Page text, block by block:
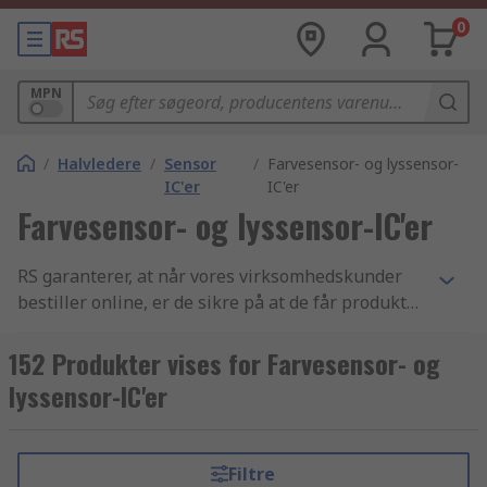
0
MPN
/ Halvledere / Sensor
IC'er
/ Farvesensor- og lyssensor-
IC'er
Farvesensor- og lyssensor-IC'er
RS garanterer, at når vores virksomhedskunder
bestiller online, er de sikre på at de får produkter
sikkerhedsstandarder - vores omdømme er
bygget på god kundeservice. Vores udvalg af
Farvesensorer og lyssensorer komponenter samt
bedste indenfor branchen. Vi har en super
152 Produkter vises for Farvesensor- og
lyssensor-IC'er
Filtre